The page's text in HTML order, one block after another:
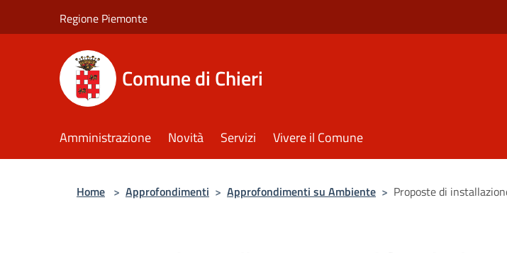
Regione Piemonte
Comune di Chieri
Amministrazione Novità Servizi Vivere il Comune
Home > Approfondimenti > Approfondimenti su Ambiente > Proposte di